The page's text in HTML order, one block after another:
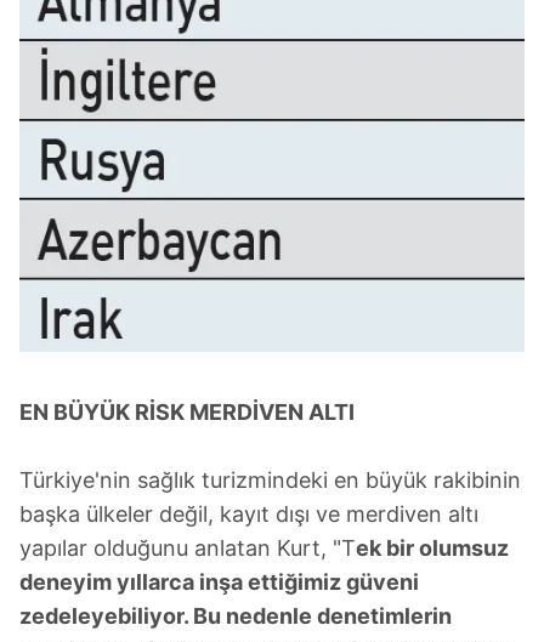
EN BÜYÜK RİSK MERDİVEN ALTI
Türkiye'nin sağlık turizmindeki en büyük rakibinin
başka ülkeler değil, kayıt dışı ve merdiven altı
yapılar olduğunu anlatan Kurt, "Tek bir olumsuz
deneyim yıllarca inşa ettiğimiz güveni
zedeleyebiliyor. Bu nedenle denetimlerin